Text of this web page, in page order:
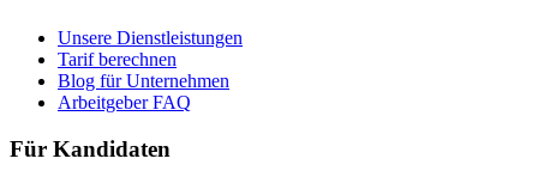
Unsere Dienstleistungen
Tarif berechnen
Blog für Unternehmen
Arbeitgeber FAQ
Für Kandidaten